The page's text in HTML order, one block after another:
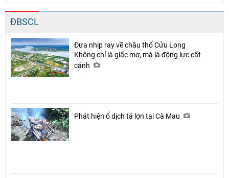
ĐBSCL
Đưa nhịp ray về châu thổ Cửu Long
Không chỉ là giấc mơ, mà là động lực cất
cánh
Phát hiện ổ dịch tả lợn tại Cà Mau